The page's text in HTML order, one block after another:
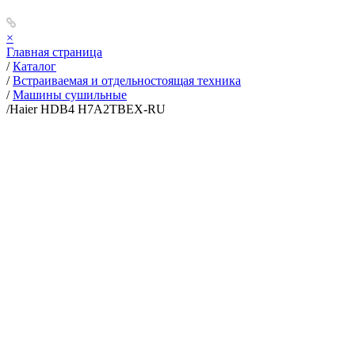
×
Главная страница
/ Каталог
/ Встраиваемая и отдельностоящая техника
/ Машины сушильные
/Haier HDB4 H7A2TBEX-RU